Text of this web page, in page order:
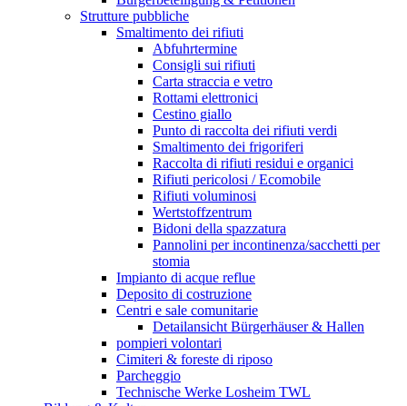
Strutture pubbliche
Smaltimento dei rifiuti
Abfuhrtermine
Consigli sui rifiuti
Carta straccia e vetro
Rottami elettronici
Cestino giallo
Punto di raccolta dei rifiuti verdi
Smaltimento dei frigoriferi
Raccolta di rifiuti residui e organici
Rifiuti pericolosi / Ecomobile
Rifiuti voluminosi
Wertstoffzentrum
Bidoni della spazzatura
Pannolini per incontinenza/sacchetti per
stomia
Impianto di acque reflue
Deposito di costruzione
Centri e sale comunitarie
Detailansicht Bürgerhäuser & Hallen
pompieri volontari
Cimiteri & foreste di riposo
Parcheggio
Technische Werke Losheim TWL